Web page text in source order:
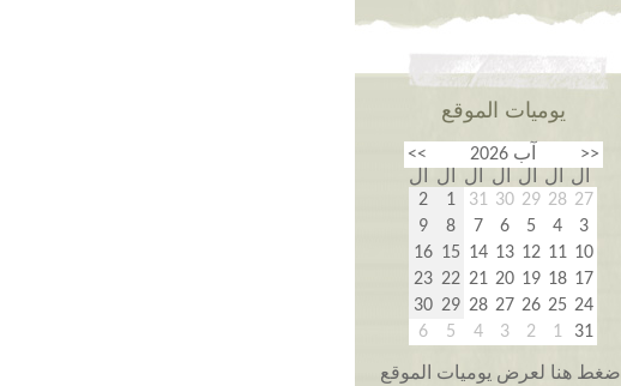
يوميات الموقع
<< آب 2026
>>
ال
ال ال ال ال ال
ال
27
28
29
30
31
1
2
3
4
5
6
7
8
9
10
11
12
13
14
15
16
17
18
19
20
21
22
23
24
25
26
27
28
29
30
31
1
2
3
4
5
6
إضغط هنا لعرض يوميات الموقع